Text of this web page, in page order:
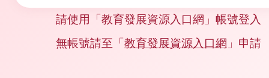
請使用「教育發展資源入口網」帳號登入
無帳號請至「 教育發展資源入口網 」申請